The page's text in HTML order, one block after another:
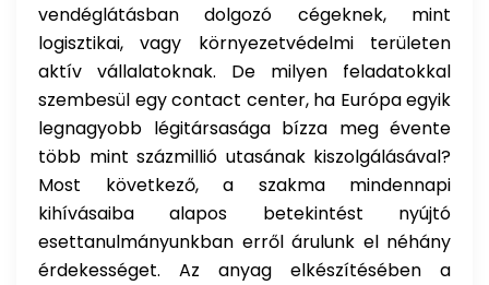
vendéglátásban dolgozó cégeknek, mint
logisztikai, vagy környezetvédelmi területen
aktív vállalatoknak. De milyen feladatokkal
szembesül egy contact center, ha Európa egyik
legnagyobb légitársasága bízza meg évente
több mint százmillió utasának kiszolgálásával?
Most következő, a szakma mindennapi
kihívásaiba alapos betekintést nyújtó
esettanulmányunkban erről árulunk el néhány
érdekességet. Az anyag elkészítésében a